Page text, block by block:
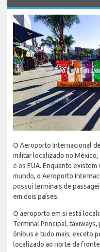
O Aeroporto Internacional
militar localizado no
e os EUA. Enquanto
mundo, o Aeroporto
possui terminais de
em dois países.
O aeroporto em si está
Terminal Principal,
ônibus e tudo mais, exceto
localizado ao norte da